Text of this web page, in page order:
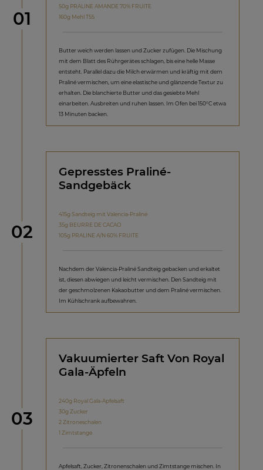
Schritt
01
50g PRALINE AMANDE 70% FRUITE
160g Mehl T55
Butter weich werden lassen und Zucker zufügen. Die Mischung
mit dem Blatt des Rührgerätes schlagen, bis eine helle Masse
entsteht. Parallel dazu die Milch erwärmen und kräftig mit dem
Praliné vermischen, um eine elastische und glänzende Textur zu
erhalten. Die blanchierte Butter und das gesiebte Mehl
einarbeiten. Ausbreiten und ruhen lassen. Im Ofen bei 150°C etwa
13 Minuten backen.
Schritt
02
Gepresstes Praliné-
Sandgebäck
415g Sandteig mit Valencia-Praliné
35g BEURRE DE CACAO
105g PRALINE A/N 60% FRUITE
Nachdem der Valencia-Praliné Sandteig gebacken und erkaltet
ist, diesen abwiegen und leicht vermischen. Den Sandteig mit
der geschmolzenen Kakaobutter und dem Praliné vermischen.
Im Kühlschrank aufbewahren.
Schritt
03
Vakuumierter Saft Von Royal
Gala-Äpfeln
240g Royal Gala-Apfelsaft
30g Zucker
2 Zitroneschalen
1 Zimtstange
Apfelsaft, Zucker, Zitronenschalen und Zimtstange mischen. In